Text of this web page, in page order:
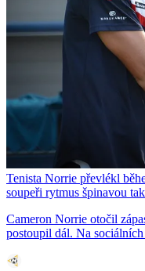
Tenista Norrie převlékl
soupeři rytmus špinavou
Cameron Norrie otočil
postoupil dál. Na